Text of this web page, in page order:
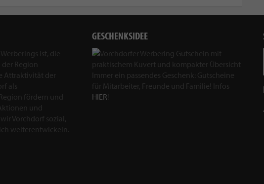
ist, die
Region
Attraktivität der
als
fördern und
und
Vorchdorf sozial,
weiterentwickeln.
GESCHENKSIDEE
Immer ein passendes Geschenk: Gutscheine
für Mitarbeiter, Freunde und Familie! Infos
HIER!